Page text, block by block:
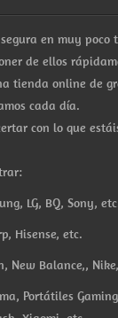
en muy poco
de ellos
tienda online de
cada día.
con lo que
LG, BQ, Sony,
Hisense, etc.
New Balance,,
Portátiles